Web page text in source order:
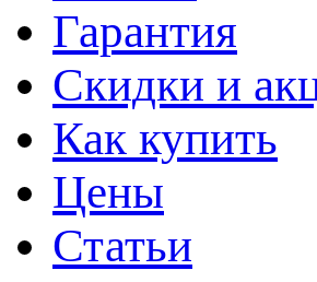
Гарантия
Скидки и
Как купить
Цены
Статьи